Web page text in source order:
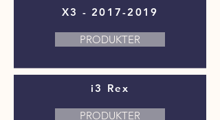
X3 - 2017-2019
PRODUKTER
i3 Rex
PRODUKTER